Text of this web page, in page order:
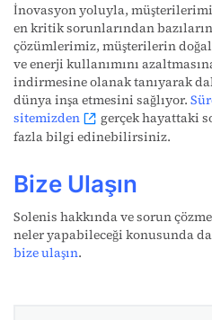
İnovasyon yoluyla,
en kritik sorunlarından
çözümlerimiz, müşterilerin
ve enerji kullanımını
indirmesine olanak tanıyarak
dünya inşa etmesini sağlıyor.
sitemizden
gerçek hayattaki
fazla bilgi edinebilirsiniz.
Bize Ulaşın
Solenis hakkında ve sorun
neler yapabileceği konusunda
bize ulaşın.